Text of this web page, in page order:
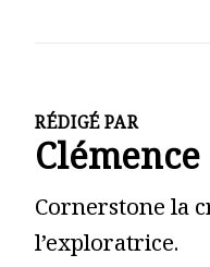
RÉDIGÉ PAR
Clémence
Cornerstone la
l’exploratrice.